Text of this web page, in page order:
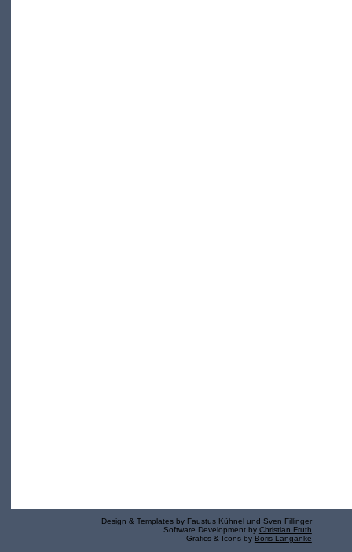
Design & Templates by Faustus Kühnel und Sven Fillinger
Software Development by Christian Fruth
Grafics & Icons by Boris Langanke